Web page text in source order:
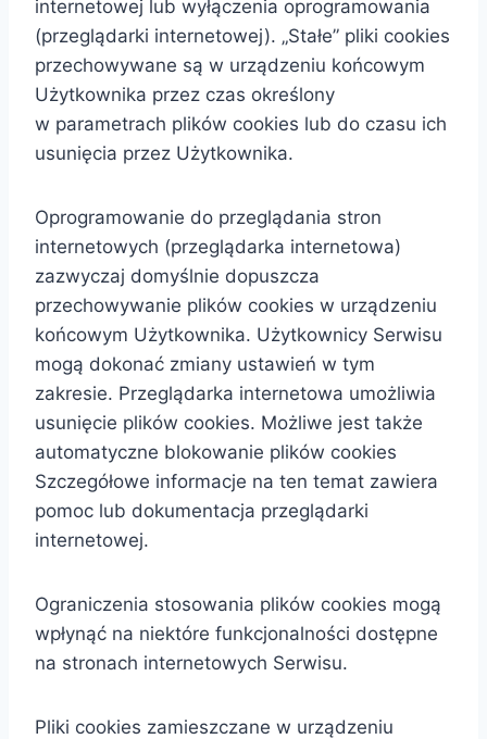
internetowej lub wyłączenia oprogramowania
(przeglądarki internetowej). „Stałe” pliki cookies
przechowywane są w urządzeniu końcowym
Użytkownika przez czas określony
w parametrach plików cookies lub do czasu ich
usunięcia przez Użytkownika.
Oprogramowanie do przeglądania stron
internetowych (przeglądarka internetowa)
zazwyczaj domyślnie dopuszcza
przechowywanie plików cookies w urządzeniu
końcowym Użytkownika. Użytkownicy Serwisu
mogą dokonać zmiany ustawień w tym
zakresie. Przeglądarka internetowa umożliwia
usunięcie plików cookies. Możliwe jest także
automatyczne blokowanie plików cookies
Szczegółowe informacje na ten temat zawiera
pomoc lub dokumentacja przeglądarki
internetowej.
Ograniczenia stosowania plików cookies mogą
wpłynąć na niektóre funkcjonalności dostępne
na stronach internetowych Serwisu.
Pliki cookies zamieszczane w urządzeniu